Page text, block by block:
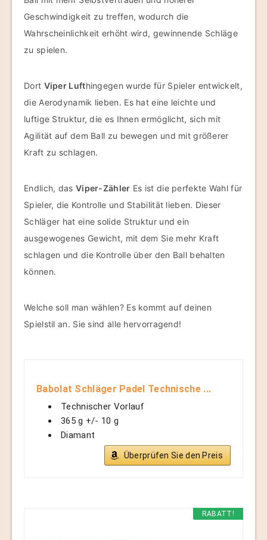
Geschwindigkeit zu treffen, wodurch die
Wahrscheinlichkeit erhöht wird, gewinnende Schläge
zu spielen.
Dort Viper Lufthingegen wurde für Spieler entwickelt,
die Aerodynamik lieben. Es hat eine leichte und
luftige Struktur, die es Ihnen ermöglicht, sich mit
Agilität auf dem Ball zu bewegen und mit größerer
Kraft zu schlagen.
Endlich, das Viper-Zähler Es ist die perfekte Wahl für
Spieler, die Kontrolle und Stabilität lieben. Dieser
Schläger hat eine solide Struktur und ein
ausgewogenes Gewicht, mit dem Sie mehr Kraft
schlagen und die Kontrolle über den Ball behalten
können.
Welche soll man wählen? Es kommt auf deinen
Spielstil an. Sie sind alle hervorragend!
Babolat Schläger Padel Technische ...
Technischer Vorlauf
365 g +/- 10 g
Diamant
Überprüfen Sie den Preis
RABATT!